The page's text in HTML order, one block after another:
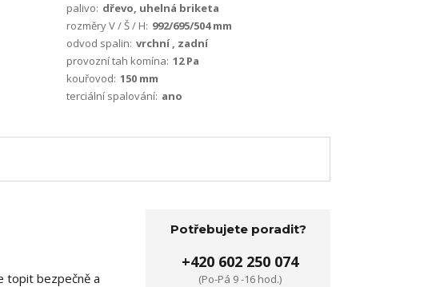
palivo: dřevo, uhelná briketa
rozměry V / Š / H: 992/695/504 mm
odvod spalin: vrchní , zadní
provozní tah komína: 12 Pa
kouřovod: 150 mm
terciální spalování: ano
topit bezpečně a
Potřebujete poradit?
+420 602 250 074
(Po-Pá 9 -16 hod.)